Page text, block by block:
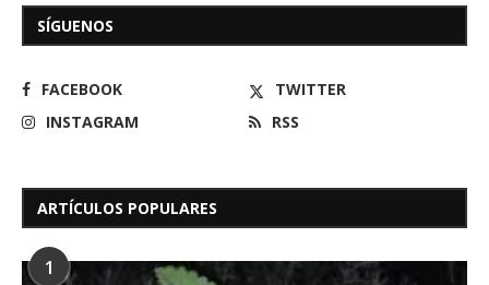
SÍGUENOS
FACEBOOK
TWITTER
INSTAGRAM
RSS
ARTÍCULOS POPULARES
1